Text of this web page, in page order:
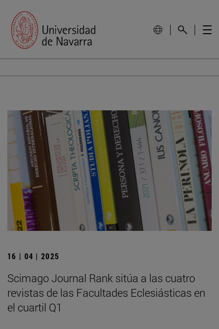
16 | 04 | 2025
Scimago Journal Rank sitúa a las cuatro
revistas de las Facultades Eclesiásticas en
el cuartil Q1